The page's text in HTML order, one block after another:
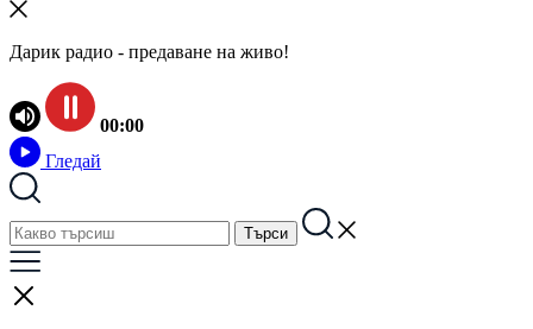
Дарик радио - предаване на живо!
00:00
Гледай